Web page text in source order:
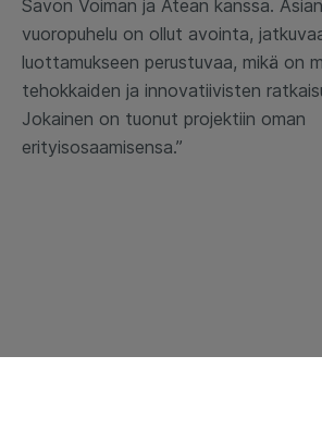
Savon Voiman ja Atean kanssa.
vuoropuhelu on ollut avointa,
luottamukseen perustuvaa, mikä on
tehokkaiden ja innovatiivisten
Jokainen on tuonut projektiin oman
erityisosaamisensa.”